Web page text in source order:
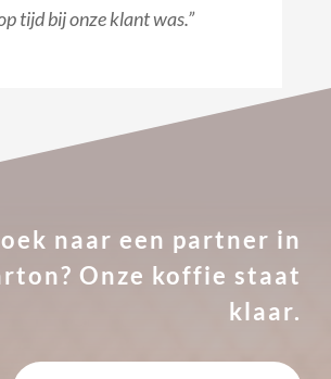
tijd bij onze klant was.”
naar een partner in
Onze koffie staat
klaar.